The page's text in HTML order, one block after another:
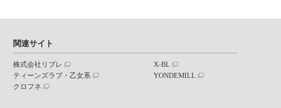
関連サイト
株式会社リブレ
ティーンズラブ・乙女系
クロフネ
X-BL
YONDEMILL